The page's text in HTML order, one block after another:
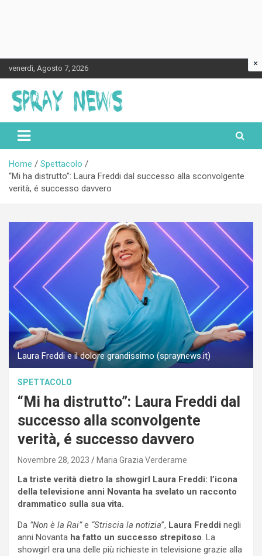
to
content
venerdì, Agosto 7, 2026
Spraynews.it
Home
Spettacolo
“Mi ha distrutto”: Laura Freddi dal successo alla sconvolgente
verità, é successo davvero
Laura Freddi e il dolore grandissimo (spraynews.it)
SPETTACOLO
“Mi ha distrutto”: Laura Freddi dal
successo alla sconvolgente
verità, é successo davvero
Novembre 28, 2023 Maria Grazia Verderame
La triste verità dietro la showgirl Laura Freddi: l’icona
della televisione anni Novanta ha svelato un racconto
drammatico sulla sua vita.
Da ”Non è la Rai”e “Striscia la notizia”, Laura Freddi negli
anni Novanta ha fatto un successo strepitoso. La
showgirl era una delle più richieste in televisione grazie alla
×